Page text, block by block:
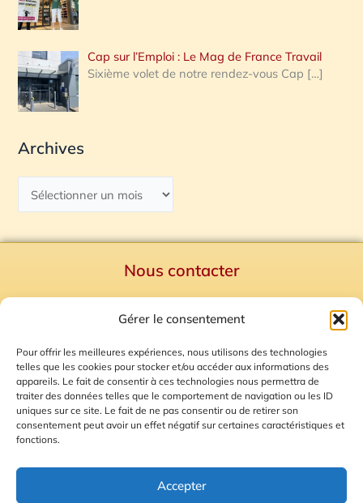
Gérer le consentement
Pour offrir les meilleures expériences, nous utilisons des technologies
telles que les cookies pour stocker et/ou accéder aux informations des
appareils. Le fait de consentir à ces technologies nous permettra de
traiter des données telles que le comportement de navigation ou les ID
uniques sur ce site. Le fait de ne pas consentir ou de retirer son
consentement peut avoir un effet négatif sur certaines caractéristiques et
fonctions.
Accepter
Cap sur l’Emploi : Le Mag de France Travail
Sixième volet de notre rendez-vous Cap […]
Archives
Nous contacter
Mentions Légales
Plan du site
Gestion des Cookies